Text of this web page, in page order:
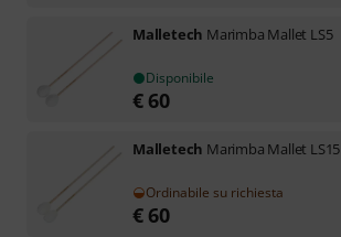
Malletech Marimba Mallet LS5
Disponibile
€ 60
Malletech Marimba Mallet LS15
Ordinabile su richiesta
€ 60